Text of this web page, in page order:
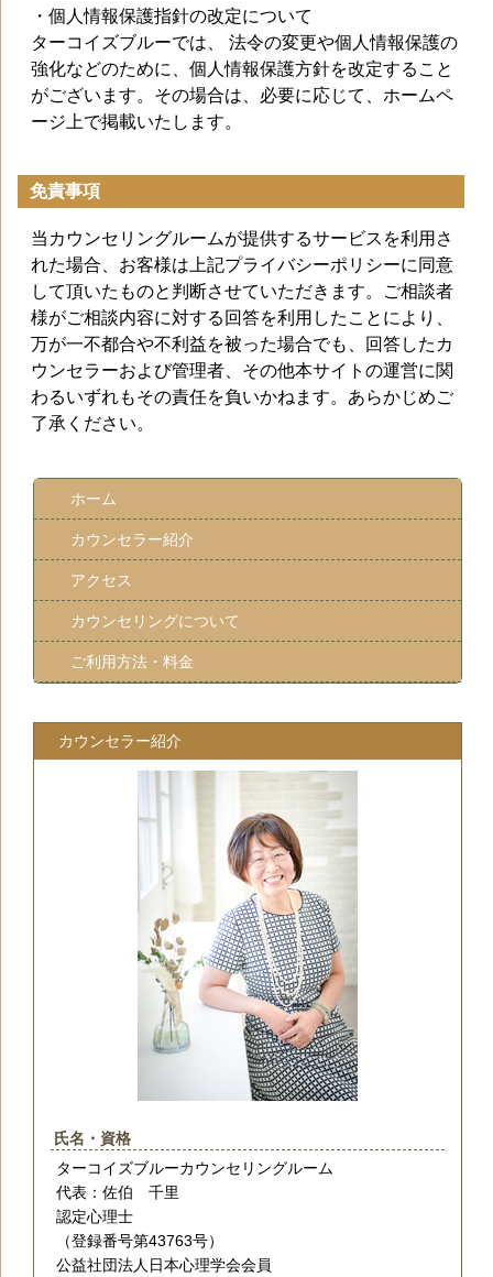
・個人情報保護指針の改定について
ターコイズブルーでは、 法令の変更や個人情報保護の
強化などのために、個人情報保護方針を改定すること
がございます。その場合は、必要に応じて、ホームペ
ージ上で掲載いたします。
免責事項
当カウンセリングルームが提供するサービスを利用さ
れた場合、お客様は上記プライバシーポリシーに同意
して頂いたものと判断させていただきます。ご相談者
様がご相談内容に対する回答を利用したことにより、
万が一不都合や不利益を被った場合でも、回答したカ
ウンセラーおよび管理者、その他本サイトの運営に関
わるいずれもその責任を負いかねます。あらかじめご
了承ください。
ホーム
カウンセラー紹介
アクセス
カウンセリングについて
ご利用方法・料金
カウンセラー紹介
氏名・資格
ターコイズブルーカウンセリングルーム
代表：佐伯 千里
認定心理士
（登録番号第43763号）
公益社団法人日本心理学会会員